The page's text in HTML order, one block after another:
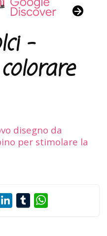
–
disegno da
per stimolare la
PinterestLinkedInTumblr